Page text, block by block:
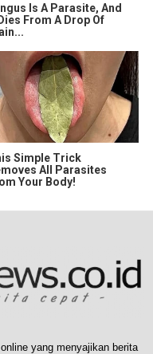
Is A Parasite, And
From A Drop Of
Simple Trick
All Parasites
Your Body!
yang menyajikan berita